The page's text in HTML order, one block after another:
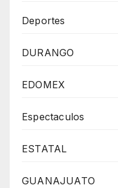
Deportes
DURANGO
EDOMEX
Espectaculos
ESTATAL
GUANAJUATO